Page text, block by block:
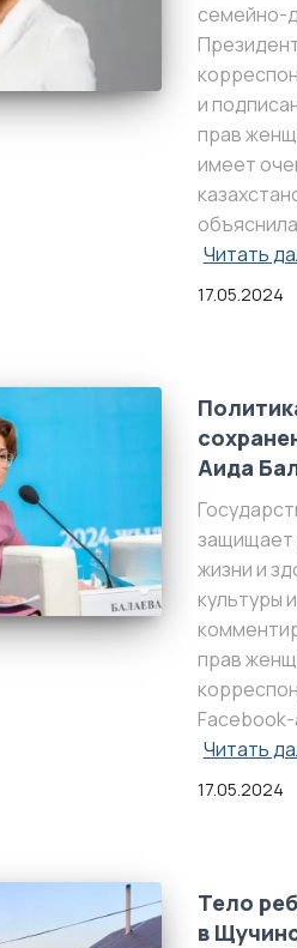
семейно-
и
прав
имеет
Читать
17.05.2024
Аида
защищает
жизни и
культуры
прав
Facebook-
Читать
17.05.2024
Тело
в